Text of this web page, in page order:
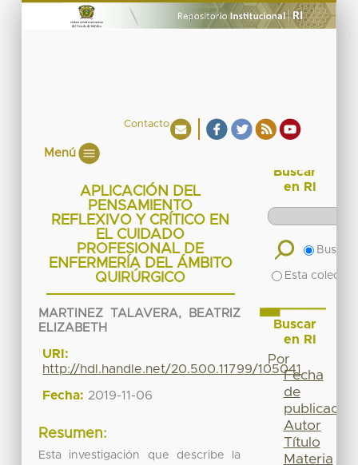
Contacto
Menú
APLICACIÓN DEL
PENSAMIENTO
REFLEXIVO Y CRÍTICO EN
EL CUIDADO
PROFESIONAL DE
ENFERMERÍA DEL ÁMBITO
QUIRÚRGICO
MARTINEZ TALAVERA, BEATRIZ
ELIZABETH
URI:
http://hdl.handle.net/20.500.11799/105041
Fecha: 2019-11-06
Resumen:
Esta investigación que describe la
Buscar
en RI
Buscar
Esta
Buscar
en RI
Por
Fecha
de
publicación
Autor
Título
Materia